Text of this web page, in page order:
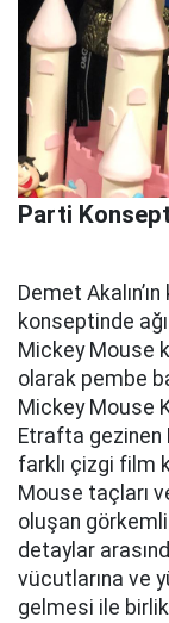
Parti
Demet
konseptinde
Mickey Mouse
olarak pembe
Mickey Mouse
Etrafta
farklı çizgi film
Mouse taçları
oluşan
detaylar
vücutlarına ve
gelmesi ile